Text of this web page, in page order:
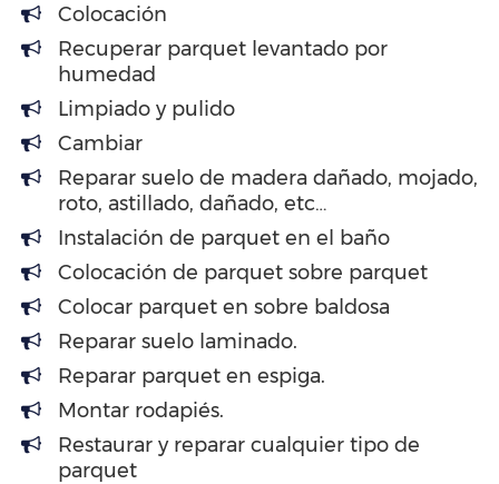
Colocación
Recuperar parquet levantado por
humedad
Limpiado y pulido
Cambiar
Reparar suelo de madera dañado, mojado,
roto, astillado, dañado, etc…
Instalación de parquet en el baño
Colocación de parquet sobre parquet
Colocar parquet en sobre baldosa
Reparar suelo laminado.
Reparar parquet en espiga.
Montar rodapiés.
Restaurar y reparar cualquier tipo de
parquet